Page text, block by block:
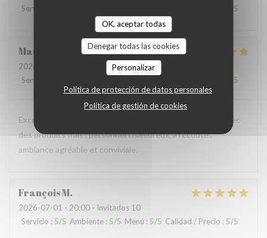
OK, aceptar todas
Denegar todas las cookies
Personalizar
Política de protección de datos personales
Política de gestión de cookies
Servicio
/5
Marie Paule D
2026-07-04
- 13:15 - Invitados 4
Servicio
/5
Excellent restaurant, plats délicieux, copieux, préparés avec
des produits frais , personnel chaleureux, à l’écoute ,
ambiance agréable et conviviale.
FrançoisM
2026-07-01 - 20:00 - Invitados 10
Servicio : 5/5 Ambiente : 5/5 Menú : 5/5 Calidad / Precio : 5/5